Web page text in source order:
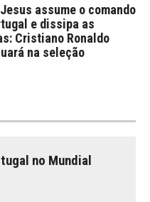
assume o comando
e dissipa as
Cristiano Ronaldo
na seleção
no Mundial